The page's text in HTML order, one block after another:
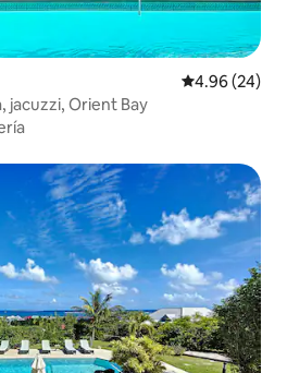
Calificación
4.96 (24)
jacuzzi, Orient Bay